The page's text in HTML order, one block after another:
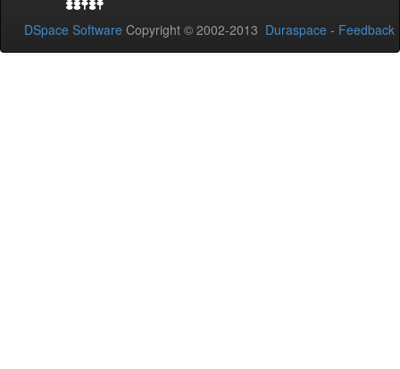
DSpace Software Copyright © 2002-2013 Duraspace - Feedback